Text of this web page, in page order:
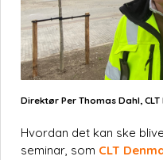
Direktør Per Thomas Dahl,
Hvordan det kan ske
seminar, som CLT